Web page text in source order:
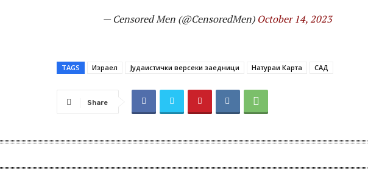
— Censored Men (@CensoredMen) October 14, 2023
TAGS Израел Јудаистички версеки заедници Натураи Карта САД
Share